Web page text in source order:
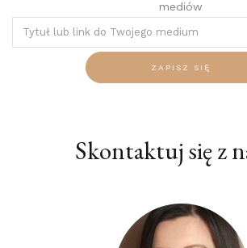
mediów
ZAPISZ SIĘ
Skontaktuj się z